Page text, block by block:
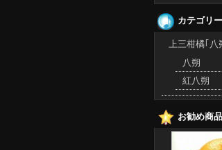
カテゴリー
上三柑橘｢八
八朔
紅八朔
お勧め商品